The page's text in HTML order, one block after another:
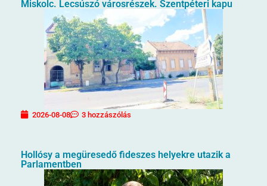
Miskolc. Lecsúszó városrészek. Szentpéteri kapu
2026-08-08 3 hozzászólás
Hollósy a megüresedő fideszes helyekre utazik a
Parlamentben